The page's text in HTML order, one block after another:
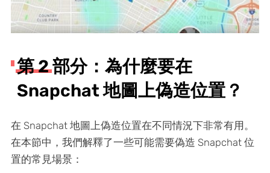
第 2 部分：為什麼要在
Snapchat 地圖上偽造位置？
在 Snapchat 地圖上偽造位置在不同情況下非常有用。
在本節中，我們解釋了一些可能需要偽造 Snapchat 位
置的常見場景：